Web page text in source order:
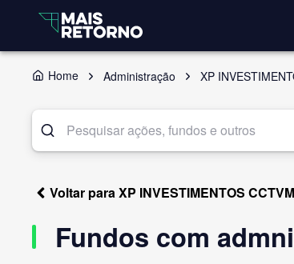
Home Administração XP
Voltar para XP INVESTIMENTOS CCTVM
Fundos com